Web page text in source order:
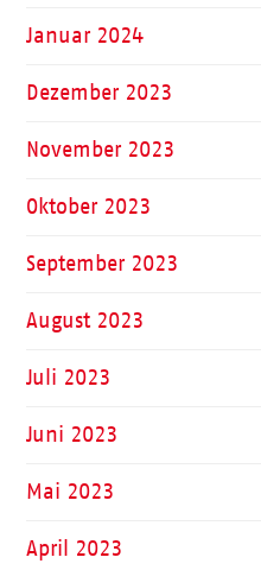
Januar 2024
Dezember 2023
November 2023
Oktober 2023
September 2023
August 2023
Juli 2023
Juni 2023
Mai 2023
April 2023